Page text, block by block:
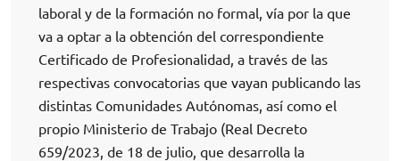
laboral y de la formación no formal, vía por la que
va a optar a la obtención del correspondiente
Certificado de Profesionalidad, a través de las
respectivas convocatorias que vayan publicando las
distintas Comunidades Autónomas, así como el
propio Ministerio de Trabajo (Real Decreto
659/2023, de 18 de julio, que desarrolla la